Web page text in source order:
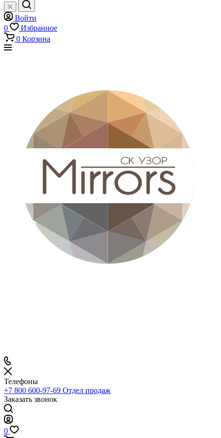
Войти
0
Избранное
0 Корзина
Телефоны
+7 800 600-97-69 Отдел продаж
Заказать звонок
0